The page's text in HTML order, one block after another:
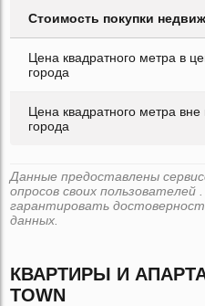
Стоимость покупки
Цена квадратного метра в
города
Цена квадратного метра вне
города
Данные предоставлены
опросов своих
гарантировать
данных.
КВАРТИРЫ И
TOWN